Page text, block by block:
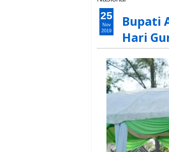
Bupati
Hari
25
Nov
2019